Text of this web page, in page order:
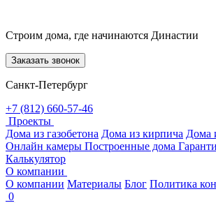
Строим дома, где начинаются Династии
Заказать звонок
Санкт-Петербург
+7 (812) 660-57-46
Проекты
Дома из газобетона Дома из кирпича Дома
Онлайн камеры Построенные дома
Калькулятор
О компании
О компании Материалы Блог Политика
0